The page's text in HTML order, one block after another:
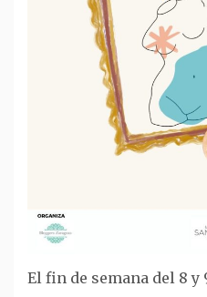
El fin de semana del 8 y